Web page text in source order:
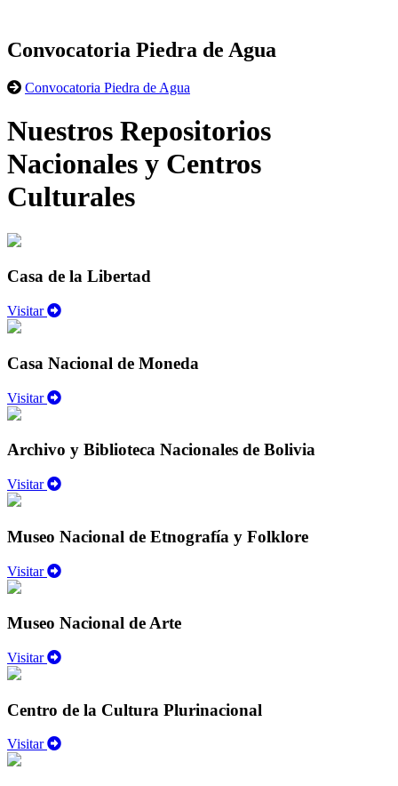
Convocatoria Piedra de Agua
Convocatoria Piedra de Agua
Nuestros Repositorios
Nacionales y Centros
Culturales
Casa de la Libertad
Visitar
Casa Nacional de Moneda
Visitar
Archivo y Biblioteca Nacionales de Bolivia
Visitar
Museo Nacional de Etnografía y Folklore
Visitar
Museo Nacional de Arte
Visitar
Centro de la Cultura Plurinacional
Visitar